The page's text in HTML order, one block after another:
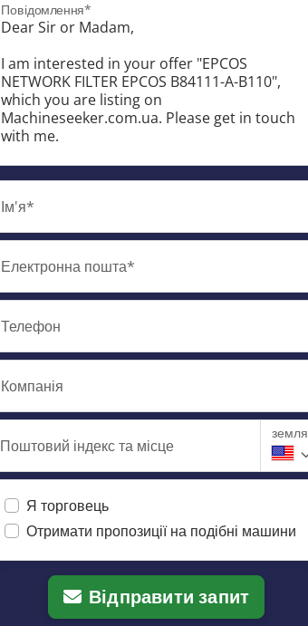
Повідомлення*
Ім'я*
Електронна пошта*
Телефон
Компанія
Поштовий індекс та місце
земля
Я торговець
Отримати пропозиції на подібні машини
Відправити запит